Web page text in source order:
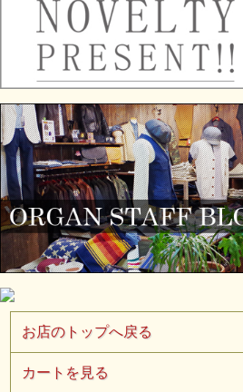
BR-26220 Col.11(NAT)
“VINTAGE V
Between Two World”
お店のトップへ戻る
カートを見る